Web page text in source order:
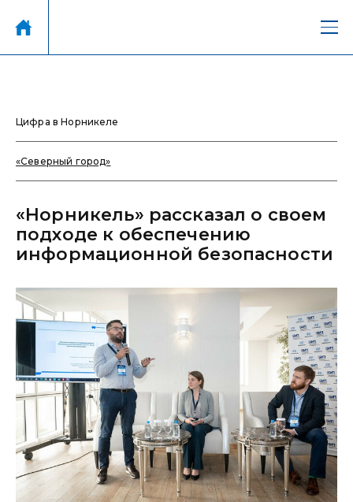
Цифра в Норникеле
«Северный город»
«Норникель» рассказал о своем
подходе к обеспечению
информационной безопасности